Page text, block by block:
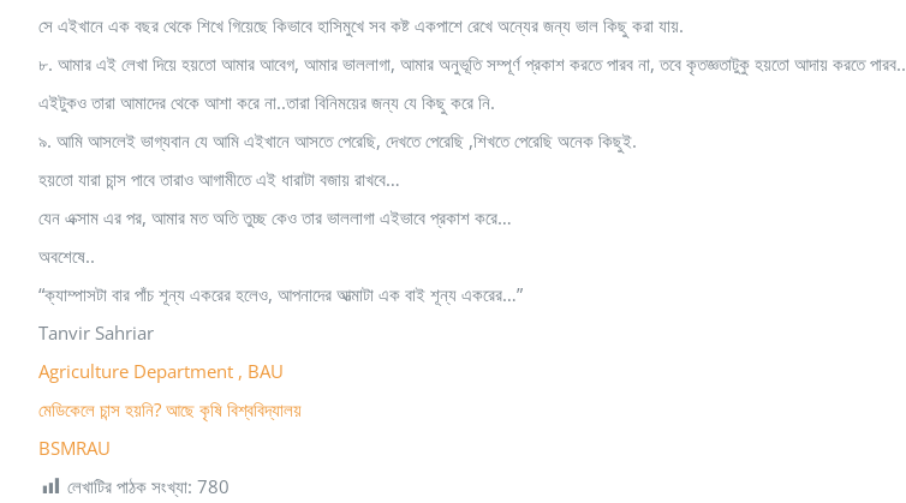
সে এইখানে এক বছর থেকে শিখে গিয়েছে কিভাবে হাসিমুখে সব কষ্ট একপাশে রেখে অন্যের জন্য ভাল কিছু করা যায়.
৮. আমার এই লেখা দিয়ে হয়তো আমার আবেগ, আমার ভাললাগা, আমার অনুভূতি সম্পূর্ণ প্রকাশ করতে পারব না, তবে কৃতজ্ঞতাটুকু হয়তো আদায় করতে পারব..
এইটুকও তারা আমাদের থেকে আশা করে না..তারা বিনিময়ের জন্য যে কিছু করে নি.
৯. আমি আসলেই ভাগ্যবান যে আমি এইখানে আসতে পেরেছি, দেখতে পেরেছি ,শিখতে পেরেছি অনেক কিছুই.
হয়তো যারা চান্স পাবে তারাও আগামীতে এই ধারাটা বজায় রাখবে…
যেন এক্সাম এর পর, আমার মত অতি তুচ্ছ কেও তার ভাললাগা এইভাবে প্রকাশ করে…
অবশেষে..
“ক্যাম্পাসটা বার পাঁচ শূন্য একরের হলেও, আপনাদের আত্মাটা এক বাই শূন্য একরের…”
Tanvir Sahriar‎
Agriculture Department , BAU
মেডিকেলে চান্স হয়নি? আছে কৃষি বিশ্ববিদ্যালয়
BSMRAU
লেখাটির পাঠক সংখ্যা: 780